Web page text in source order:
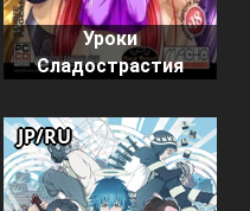
Уроки
Сладострастия
JP/RU